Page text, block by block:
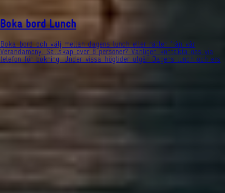
Boka bord Lunch
Boka bord och välj mellan dagens lunch eller rätter från vår
Verandameny. Sällskap över 8 personer? Vänligen kontakta oss via
telefon för bokning. Under vissa högtider utgår Dagens lunch och ers